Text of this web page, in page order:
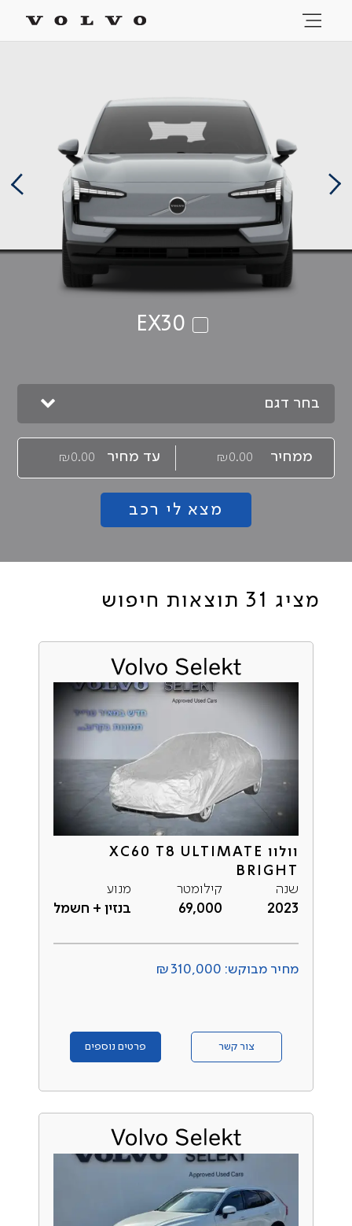
EX30
בחר דגם
ממחיר עד מחיר
מציג 31 תוצאות חיפוש
וולוו XC60 T8 ULTIMATE
BRIGHT
שנה
2023
קילומטר
69,000
מנוע
בנזין + חשמל
מחיר מבוקש: ₪310,000
צור קשר פרטים נוספים